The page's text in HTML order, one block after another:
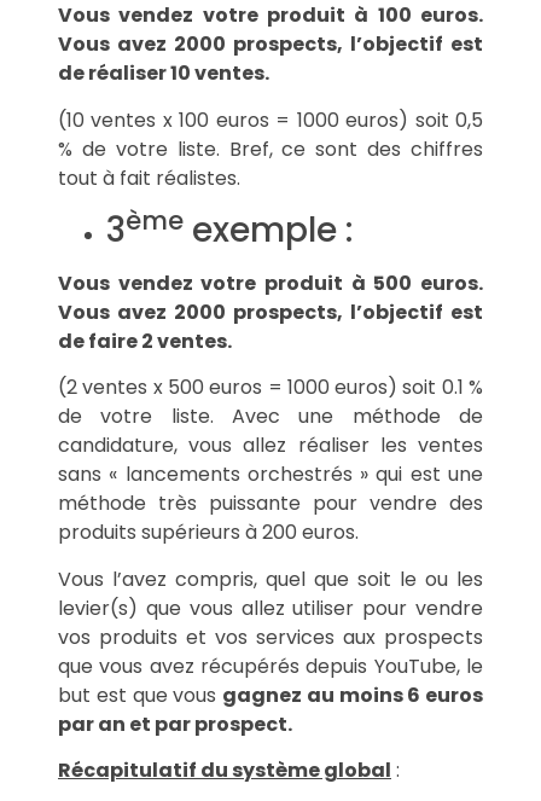
Vous vendez votre produit à 100 euros.
Vous avez 2000 prospects, l’objectif est
de réaliser 10 ventes.
(10 ventes x 100 euros = 1000 euros) soit 0,5
% de votre liste. Bref, ce sont des chiffres
tout à fait réalistes.
3ème exemple :
Vous vendez votre produit à 500 euros.
Vous avez 2000 prospects, l’objectif est
de faire 2 ventes.
(2 ventes x 500 euros = 1000 euros) soit 0.1 %
de votre liste. Avec une méthode de
candidature, vous allez réaliser les ventes
sans « lancements orchestrés » qui est une
méthode très puissante pour vendre des
produits supérieurs à 200 euros.
Vous l’avez compris, quel que soit le ou les
levier(s) que vous allez utiliser pour vendre
vos produits et vos services aux prospects
que vous avez récupérés depuis YouTube, le
but est que vous gagnez au moins 6 euros
par an et par prospect.
Récapitulatif du système global :